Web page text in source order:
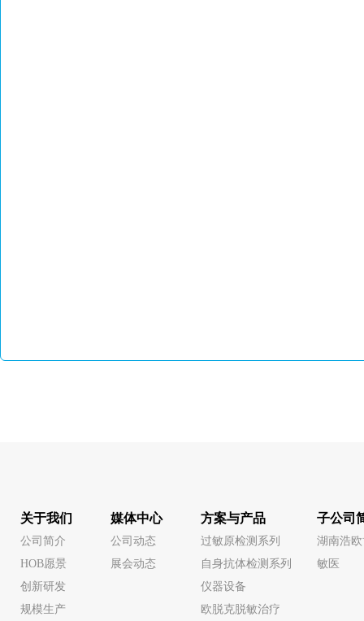
关于我们
公司简介
HOB愿景
创新研发
规模生产
媒体中心
公司动态
展会动态
方案与产品
过敏原检测系列
自身抗体检测系列
仪器设备
欧脱克脱敏治疗
子公司
湖南浩
敏医